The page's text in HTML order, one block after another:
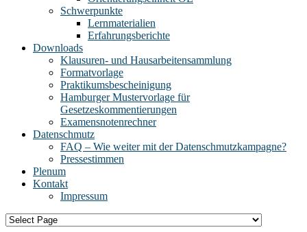
Schwerpunkte
Lernmaterialien
Erfahrungsberichte
Downloads
Klausuren- und Hausarbeitensammlung
Formatvorlage
Praktikumsbescheinigung
Hamburger Mustervorlage für
Gesetzeskommentierungen
Examensnotenrechner
Datenschmutz
FAQ – Wie weiter mit der Datenschmutzkampagne?
Pressestimmen
Plenum
Kontakt
Impressum